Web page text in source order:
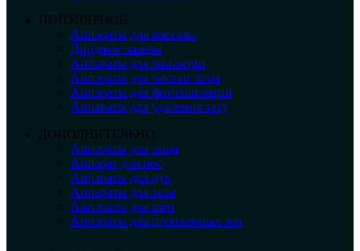
ПОПУЛЯРНОЕ
Аппараты для массажа
Диодные лазеры
Аппараты для эпиляции
Аппараты для чистки лица
Аппараты для фотоэпиляции
Аппараты для удаления тату
ДОПОЛНИТЕЛЬНО
Аппараты для лица
Аппарат для ног
Аппараты для рук
Аппараты для тела
Аппараты для шеи
Аппараты для проблемных зон